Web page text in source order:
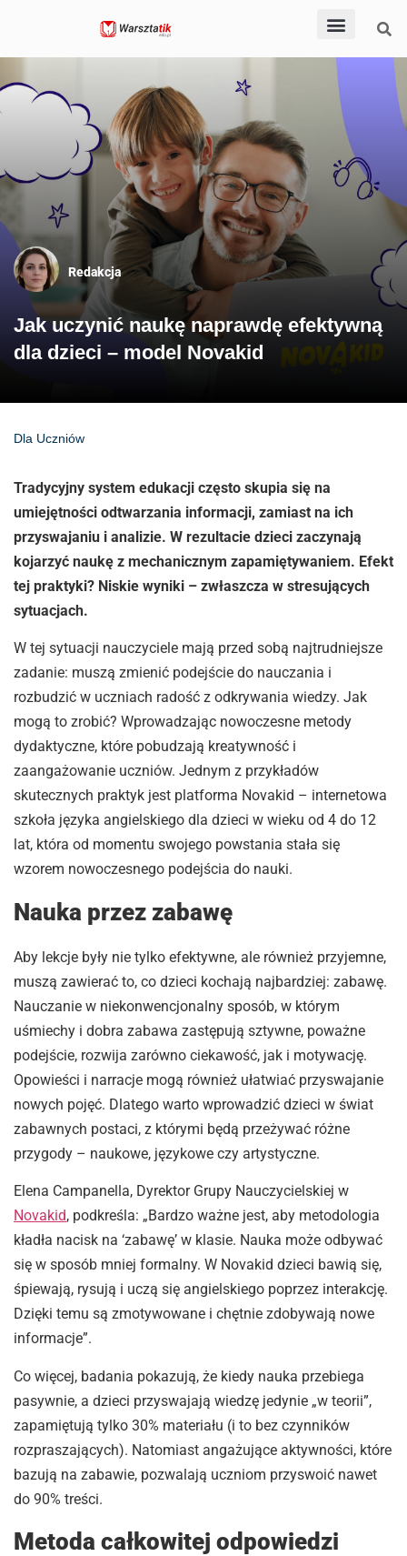
Redakcja
Jak uczynić naukę naprawdę efektywną
dla dzieci – model Novakid
Dla Uczniów
Tradycyjny system edukacji często skupia się na
umiejętności odtwarzania informacji, zamiast na ich
przyswajaniu i analizie. W rezultacie dzieci zaczynają
kojarzyć naukę z mechanicznym zapamiętywaniem. Efekt
tej praktyki? Niskie wyniki – zwłaszcza w stresujących
sytuacjach.
W tej sytuacji nauczyciele mają przed sobą najtrudniejsze
zadanie: muszą zmienić podejście do nauczania i
rozbudzić w uczniach radość z odkrywania wiedzy. Jak
mogą to zrobić? Wprowadzając nowoczesne metody
dydaktyczne, które pobudzają kreatywność i
zaangażowanie uczniów. Jednym z przykładów
skutecznych praktyk jest platforma Novakid – internetowa
szkoła języka angielskiego dla dzieci w wieku od 4 do 12
lat, która od momentu swojego powstania stała się
wzorem nowoczesnego podejścia do nauki.
Nauka przez zabawę
Aby lekcje były nie tylko efektywne, ale również przyjemne,
muszą zawierać to, co dzieci kochają najbardziej: zabawę.
Nauczanie w niekonwencjonalny sposób, w którym
uśmiechy i dobra zabawa zastępują sztywne, poważne
podejście, rozwija zarówno ciekawość, jak i motywację.
Opowieści i narracje mogą również ułatwiać przyswajanie
nowych pojęć. Dlatego warto wprowadzić dzieci w świat
zabawnych postaci, z którymi będą przeżywać różne
przygody – naukowe, językowe czy artystyczne.
Elena Campanella, Dyrektor Grupy Nauczycielskiej w
Novakid, podkreśla: „Bardzo ważne jest, aby metodologia
kładła nacisk na ‘zabawę’ w klasie. Nauka może odbywać
się w sposób mniej formalny. W Novakid dzieci bawią się,
śpiewają, rysują i uczą się angielskiego poprzez interakcję.
Dzięki temu są zmotywowane i chętnie zdobywają nowe
informacje”.
Co więcej, badania pokazują, że kiedy nauka przebiega
pasywnie, a dzieci przyswajają wiedzę jedynie „w teorii”,
zapamiętują tylko 30% materiału (i to bez czynników
rozpraszających). Natomiast angażujące aktywności, które
bazują na zabawie, pozwalają uczniom przyswoić nawet
do 90% treści.
Metoda całkowitej odpowiedzi